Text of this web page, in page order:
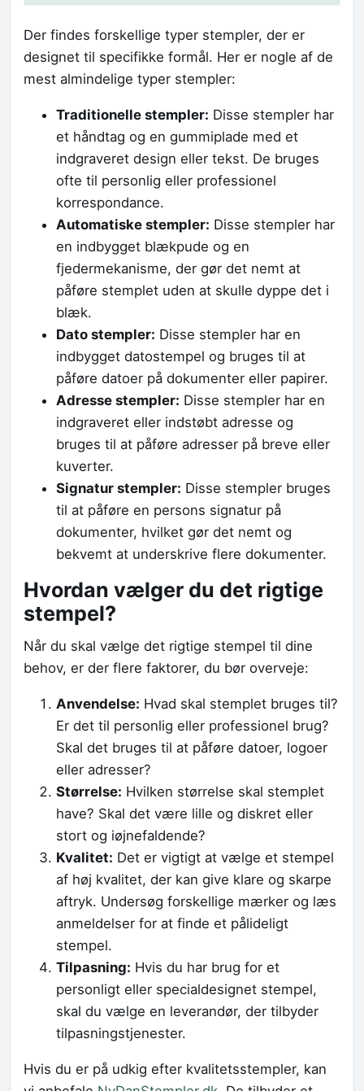
Der findes forskellige typer stempler, der er
designet til specifikke formål. Her er nogle af de
mest almindelige typer stempler:
Traditionelle stempler: Disse stempler har
et håndtag og en gummiplade med et
indgraveret design eller tekst. De bruges
ofte til personlig eller professionel
korrespondance.
Automatiske stempler: Disse stempler har
en indbygget blækpude og en
fjedermekanisme, der gør det nemt at
påføre stemplet uden at skulle dyppe det i
blæk.
Dato stempler: Disse stempler har en
indbygget datostempel og bruges til at
påføre datoer på dokumenter eller papirer.
Adresse stempler: Disse stempler har en
indgraveret eller indstøbt adresse og
bruges til at påføre adresser på breve eller
kuverter.
Signatur stempler: Disse stempler bruges
til at påføre en persons signatur på
dokumenter, hvilket gør det nemt og
bekvemt at underskrive flere dokumenter.
Hvordan vælger du det rigtige
stempel?
Når du skal vælge det rigtige stempel til dine
behov, er der flere faktorer, du bør overveje:
Anvendelse: Hvad skal stemplet bruges til?
Er det til personlig eller professionel brug?
Skal det bruges til at påføre datoer, logoer
eller adresser?
Størrelse: Hvilken størrelse skal stemplet
have? Skal det være lille og diskret eller
stort og iøjnefaldende?
Kvalitet: Det er vigtigt at vælge et stempel
af høj kvalitet, der kan give klare og skarpe
aftryk. Undersøg forskellige mærker og læs
anmeldelser for at finde et pålideligt
stempel.
Tilpasning: Hvis du har brug for et
personligt eller specialdesignet stempel,
skal du vælge en leverandør, der tilbyder
tilpasningstjenester.
Hvis du er på udkig efter kvalitetsstempler, kan